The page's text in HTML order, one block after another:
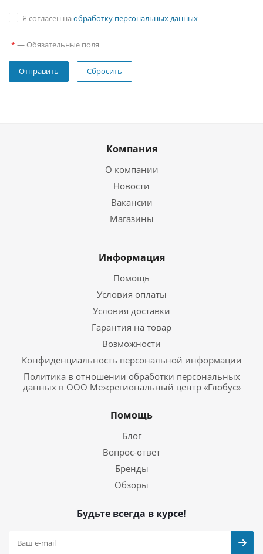
Я согласен на обработку персональных данных
* — Обязательные поля
Сбросить
Компания
О компании
Новости
Вакансии
Магазины
Информация
Помощь
Условия оплаты
Условия доставки
Гарантия на товар
Возможности
Конфиденциальность персональной информации
Политика в отношении обработки персональных
данных в ООО Межрегиональный центр «Глобус»
Помощь
Блог
Вопрос-ответ
Бренды
Обзоры
Будьте всегда в курсе!